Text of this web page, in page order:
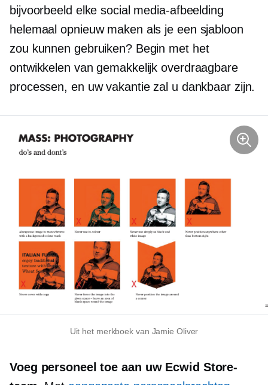
bijvoorbeeld elke social media-afbeelding
helemaal opnieuw maken als je een sjabloon
zou kunnen gebruiken? Begin met het
ontwikkelen van gemakkelijk overdraagbare
processen, en uw vakantie zal u dankbaar zijn.
Uit het merkboek van Jamie Oliver
Voeg personeel toe aan uw Ecwid Store-